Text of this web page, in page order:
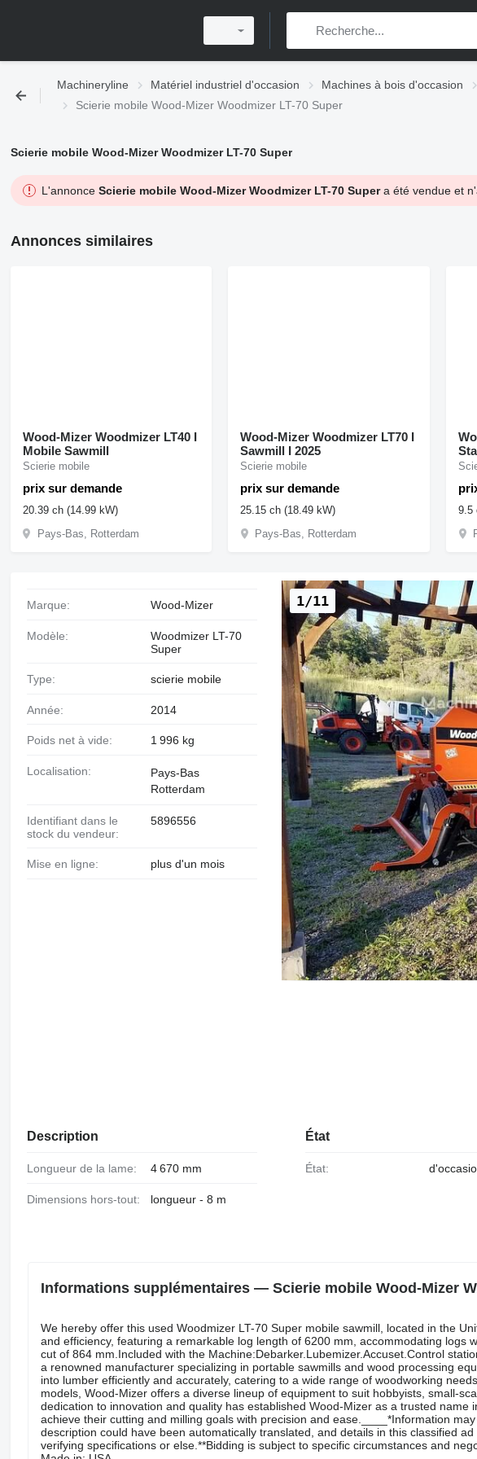
Machineryline Matériel industriel d'occasion Machines à bois d'occasion
Scierie mobile Wood-Mizer Woodmizer LT-70 Super
Scierie mobile Wood-Mizer Woodmizer LT-70 Super
L'annonce Scierie mobile Wood-Mizer Woodmizer LT-70 Supera été vendue et
Annonces similaires
Wood-Mizer Woodmizer LT40 I
Mobile Sawmill
prix sur demande
Scierie mobile
20.39 ch (14.99 kW)
Pays-Bas, Rotterdam
Wood-Mizer Woodmizer LT70 I
Sawmill I 2025
prix sur demande
Scierie mobile
25.15 ch (18.49 kW)
Pays-Bas, Rotterdam
9.5
1/11
Marque: Wood-Mizer
Modèle:
Woodmizer LT-70
Super
Type: scierie mobile
Année: 2014
Poids net à vide: 1 996 kg
Localisation:
Pays-Bas
Rotterdam
Identifiant dans le
stock du vendeur:
5896556
Mise en ligne: plus d'un mois
Description
Longueur de la lame: 4 670 mm
Dimensions hors-tout: longueur - 8 m
État
État:
Informations supplémentaires — Scierie mobile Wood-Mizer
We hereby offer this used Woodmizer LT-70 Super mobile sawmill, located in the
and efficiency, featuring a remarkable log length of 6200 mm, accommodating logs
cut of 864 mm.Included with the Machine:Debarker.Lubemizer.Accuset.Control
a renowned manufacturer specializing in portable sawmills and wood processing
into lumber efficiently and accurately, catering to a wide range of woodworking
models, Wood-Mizer offers a diverse lineup of equipment to suit hobbyists, small-
dedication to innovation and quality has established Wood-Mizer as a trusted
achieve their cutting and milling goals with precision and ease.____*Information
description could have been automatically translated, and details in this classified
verifying specifications or else.**Bidding is subject to specific circumstances and